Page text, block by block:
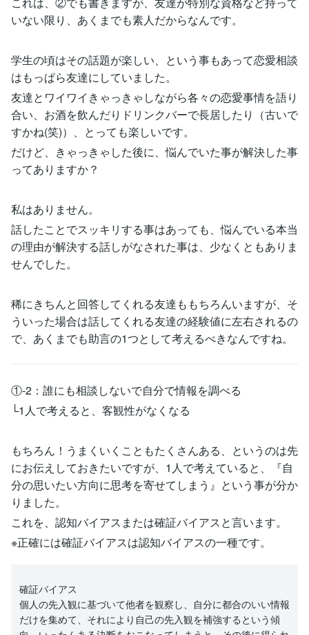
いない限り、あくまでも素人だからなんです。
学生の頃はその話題が楽しい、という事もあって恋愛相談
はもっぱら友達にしていました。
友達とワイワイきゃっきゃしながら各々の恋愛事情を語り
合い、お酒を飲んだりドリンクバーで長居したり（古いで
すかね(笑)）、とっても楽しいです。
だけど、きゃっきゃした後に、悩んでいた事が解決した事
ってありますか？
私はありません。
話したことでスッキリする事はあっても、悩んでいる本当
の理由が解決する話しがなされた事は、少なくともありま
せんでした。
稀にきちんと回答してくれる友達ももちろんいますが、そ
ういった場合は話してくれる友達の経験値に左右されるの
で、あくまでも助言の1つとして考えるべきなんですね。
①-2：誰にも相談しないで自分で情報を調べる
└1人で考えると、客観性がなくなる
もちろん！うまくいくこともたくさんある、というのは先
にお伝えしておきたいですが、1人で考えていると、『自
分の思いたい方向に思考を寄せてしまう』という事が分か
りました。
これを、認知バイアスまたは確証バイアスと言います。
※正確には確証バイアスは認知バイアスの一種です。
確証バイアス
個人の先入観に基づいて他者を観察し、自分に都合のいい情報
だけを集めて、それにより自己の先入観を補強するという傾